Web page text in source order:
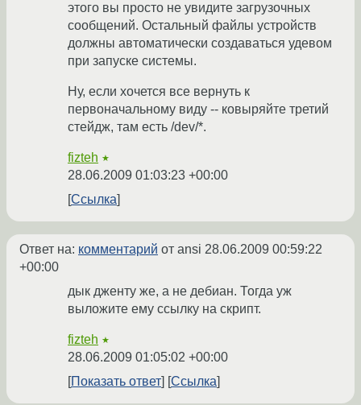
этого вы просто не увидите загрузочных
сообщений. Остальный файлы устройств
должны автоматически создаваться удевом
при запуске системы.
Ну, если хочется все вернуть к
первоначальному виду -- ковыряйте третий
стейдж, там есть /dev/*.
fizteh ★
28.06.2009 01:03:23 +00:00
Ссылка
Ответ на: комментарий от ansi 28.06.2009 00:59:22
+00:00
дык дженту же, а не дебиан. Тогда уж
выложите ему ссылку на скрипт.
fizteh ★
28.06.2009 01:05:02 +00:00
Показать ответ
Ссылка